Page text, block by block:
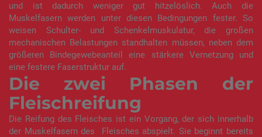
und ist dadurch weniger gut hitzelöslich. Auch die
Muskelfasern werden unter diesen Bedingungen fester. So
weisen Schulter- und Schenkelmuskulatur, die großen
mechanischen Belastungen standhalten müssen, neben dem
größeren Bindegewebeanteil eine stärkere Vernetzung und
eine festere Faserstruktur auf.
Die zwei Phasen der
Fleischreifung
Die Reifung des Fleisches ist ein Vorgang, der sich innerhalb
der Muskelfasern des Fleisches abspielt. Sie beginnt bereits